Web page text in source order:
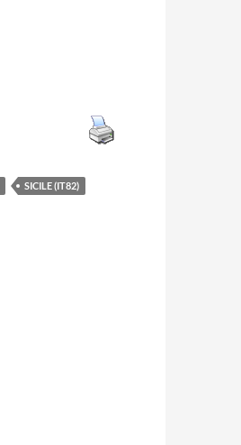
SICILE (IT82)